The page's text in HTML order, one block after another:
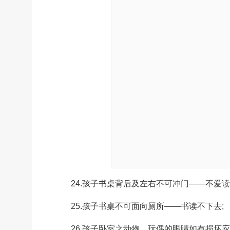
24.孩子书桌背后及左右不可冲门——不爱读
25.孩子书桌不可面向厕所——书读不下去;